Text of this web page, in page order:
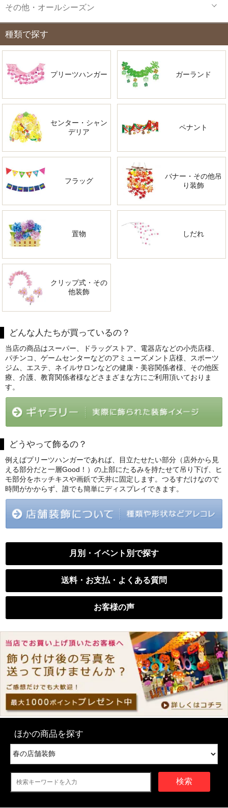
その他・オールシーズン
種類で探す
プリーツハンガー ガーランド
センター・シャン
デリア
ペナント
フラッグ
バナー・その他吊
り装飾
置物 しだれ
クリップ式・その
他装飾
どんな人たちが買っているの？
当店の商品はスーパー、ドラッグストア、電器店などの小売店様、
パチンコ、ゲームセンターなどのアミューズメント店様、スポーツ
ジム、エステ、ネイルサロンなどの健康・美容関係者様、その他医
療、介護、教育関係者様などさまざまな方にご利用頂いておりま
す。
どうやって飾るの？
例えばプリーツハンガーであれば、目立たせたい部分（店外から見
える部分だと一層Good！）の上部にたるみを持たせて吊り下げ、ヒ
モ部分をホッチキスや画鋲で天井に固定します。つるすだけなので
時間がかからず、誰でも簡単にディスプレイできます。
月別・イベント別で探す
送料・お支払・よくある質問
お客様の声
ほかの商品を探す
検索